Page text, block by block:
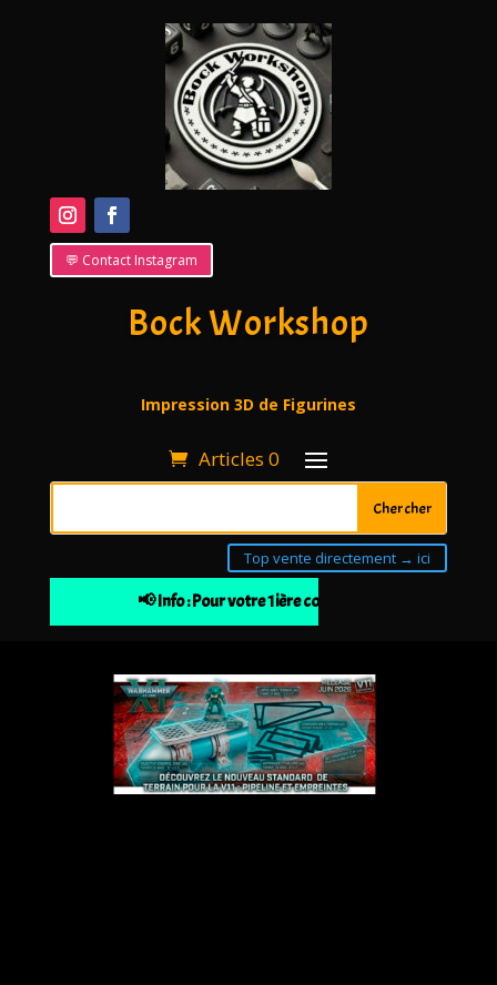
💬 Contact Instagram
Bock Workshop
Impression 3D de Figurines
Articles 0
Top vente directement → ici
📢 Info : Pour votre 1ière commande 10% de remise